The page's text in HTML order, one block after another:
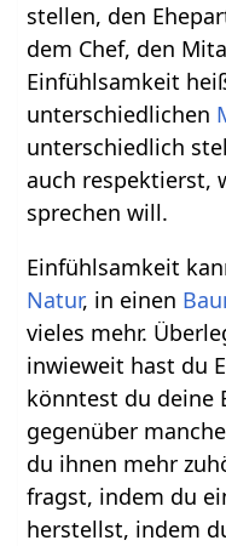
stellen, den
dem Chef, den
Einfühlsamkeit
unterschiedlichen
unterschiedlich
auch respektierst,
sprechen will.
Einfühlsamkeit
Natur, in einen
vieles mehr.
inwieweit hast du
könntest du deine
gegenüber
du ihnen mehr
fragst, indem du
herstellst, indem